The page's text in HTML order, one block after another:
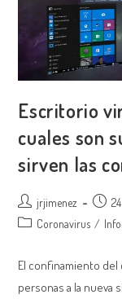
Escritorio
cuales son
sirven las
Autor
de
jrjimenez
de
Categoría
entrada:
Coronavirus /
El confinamiento del
personas a la nueva